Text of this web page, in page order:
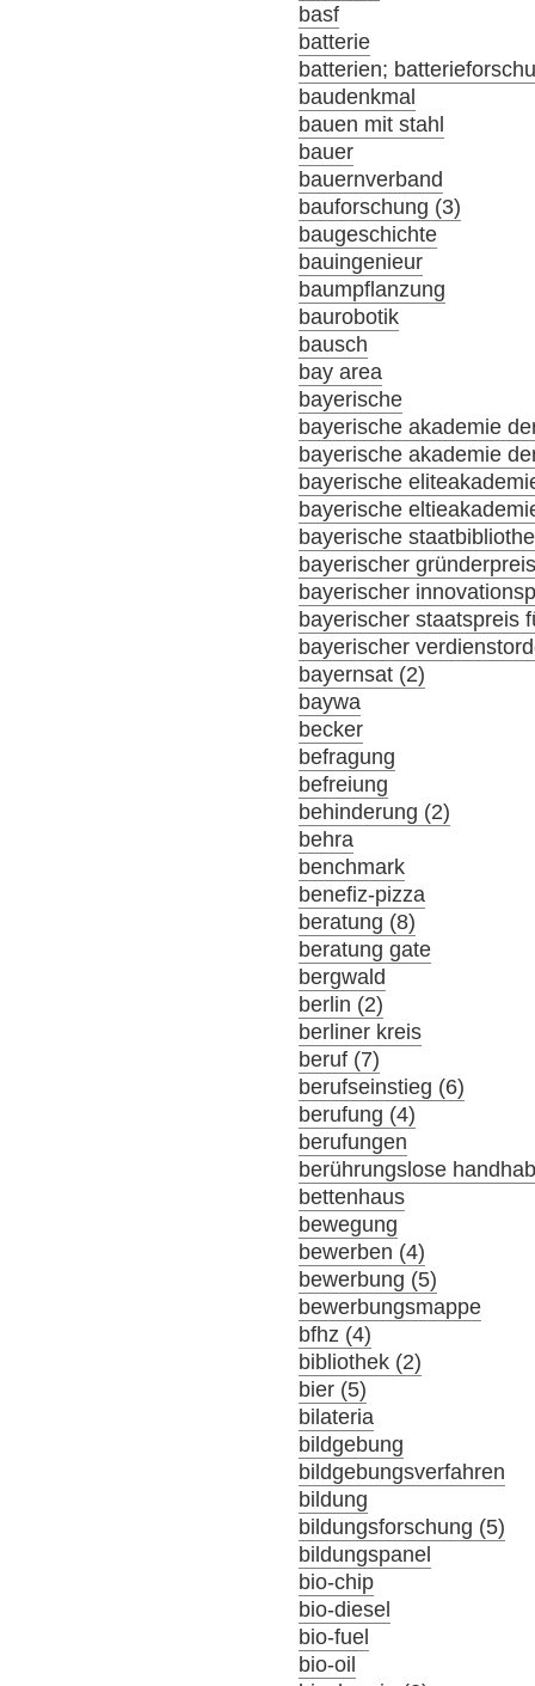
basf
batterie
batterien;
baudenkmal
bauen mit stahl
bauer
bauernverband
bauforschung (3)
baugeschichte
bauingenieur
baumpflanzung
baurobotik
bausch
bay area
bayerische
bayerische akademie
bayerische akademie
bayerische
bayerische
bayerische
bayerischer
bayerischer
bayerischer staatspreis
bayerischer
bayernsat (2)
baywa
becker
befragung
befreiung
behinderung (2)
behra
benchmark
benefiz-pizza
beratung (8)
beratung gate
bergwald
berlin (2)
berliner kreis
beruf (7)
berufseinstieg (6)
berufung (4)
berufungen
berührungslose
bettenhaus
bewegung
bewerben (4)
bewerbung (5)
bewerbungsmappe
bfhz (4)
bibliothek (2)
bier (5)
bilateria
bildgebung
bildgebungsverfahren
bildung
bildungsforschung (5)
bildungspanel
bio-chip
bio-diesel
bio-fuel
bio-oil